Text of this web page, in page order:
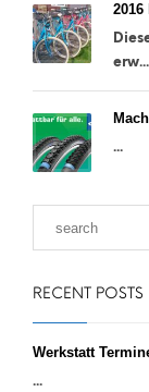
erw...
...
RECENT POSTS
Werkstatt
...